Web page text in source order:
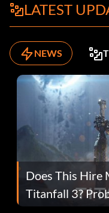
LATEST
NEWS
Does This Hire
Titanfall 3?